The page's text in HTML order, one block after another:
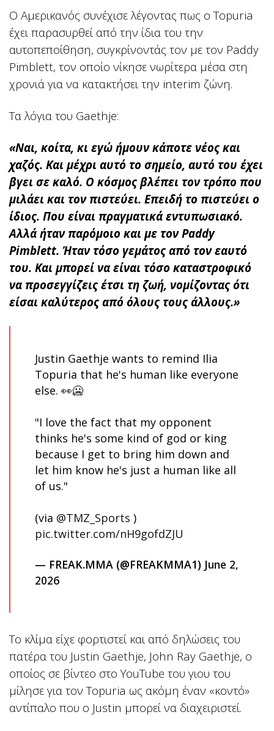
Ο Αμερικανός συνέχισε λέγοντας πως ο Topuria
έχει παρασυρθεί από την ίδια του την
αυτοπεποίθηση, συγκρίνοντάς τον με τον Paddy
Pimblett, τον οποίο νίκησε νωρίτερα μέσα στη
χρονιά για να κατακτήσει την interim ζώνη.
Τα λόγια του Gaethje:
«Ναι, κοίτα, κι εγώ ήμουν κάποτε νέος και
χαζός. Και μέχρι αυτό το σημείο, αυτό του έχει
βγει σε καλό. Ο κόσμος βλέπει τον τρόπο που
μιλάει και τον πιστεύει. Επειδή το πιστεύει ο
ίδιος. Που είναι πραγματικά εντυπωσιακό.
Αλλά ήταν παρόμοιο και με τον Paddy
Pimblett. Ήταν τόσο γεμάτος από τον εαυτό
του. Και μπορεί να είναι τόσο καταστροφικό
να προσεγγίζεις έτσι τη ζωή, νομίζοντας ότι
είσαι καλύτερος από όλους τους άλλους.»
Justin Gaethje wants to remind Ilia
Topuria that he's human like everyone
else. 👀🥶
"I love the fact that my opponent
thinks he's some kind of god or king
because I get to bring him down and
let him know he's just a human like all
of us."
(via @TMZ_Sports )
pic.twitter.com/nH9gofdZJU
— FREAK.MMA (@FREAKMMA1) June 2,
2026
Το κλίμα είχε φορτιστεί και από δηλώσεις του
πατέρα του Justin Gaethje, John Ray Gaethje, ο
οποίος σε βίντεο στο YouTube του γιου του
μίλησε για τον Topuria ως ακόμη έναν «κοντό»
αντίπαλο που ο Justin μπορεί να διαχειριστεί.